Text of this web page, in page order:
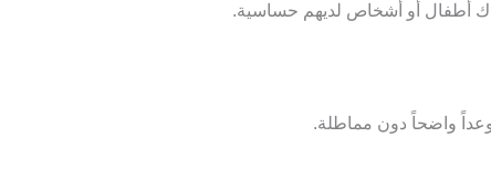
أطفال أو أشخاص لديهم حساسية.
واضحاً دون مماطلة.